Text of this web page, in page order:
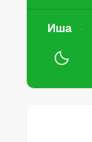
Иша